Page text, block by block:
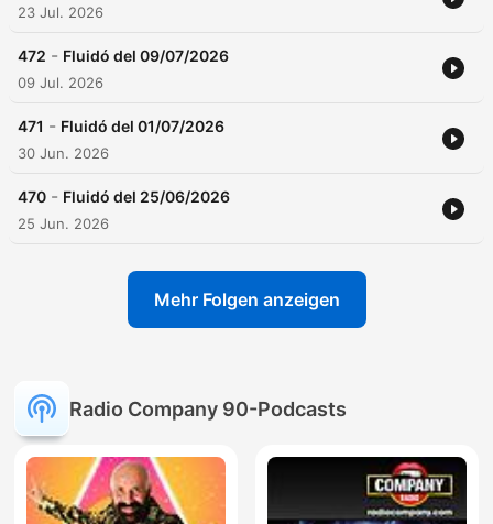
23 Jul. 2026
472 - Fluidó del 09/07/2026
09 Jul. 2026
471 - Fluidó del 01/07/2026
30 Jun. 2026
470 - Fluidó del 25/06/2026
25 Jun. 2026
Mehr Folgen anzeigen
Radio Company 90-Podcasts